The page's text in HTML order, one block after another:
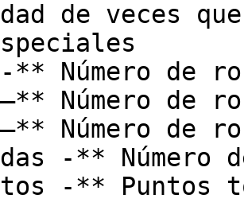
** Número de
Número de
Número de
-** Número
-** Puntos